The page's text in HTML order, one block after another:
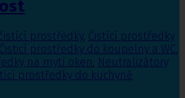
prostředky, Čistící prostředky
Čisticí prostředky do koupelny a WC,
na mytí oken, Neutralizátory
prostředky do kuchyně